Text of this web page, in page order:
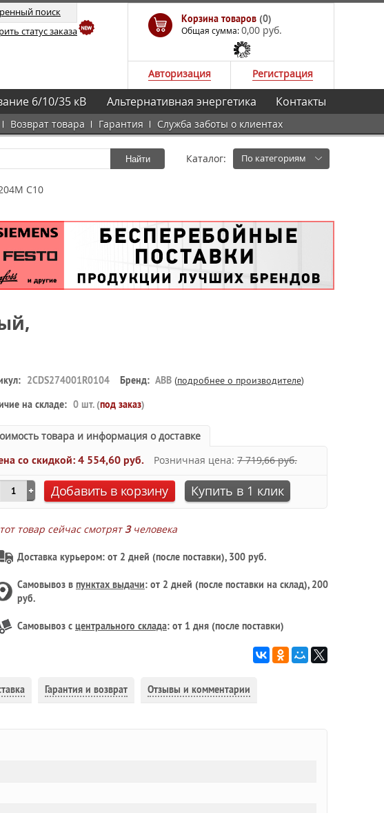
поиск
статус заказа
Корзина товаров (0)
Общая сумма:0,00 руб.
Авторизация Регистрация
Возврат товара Гарантия Служба заботы о клиентах
6/10/35 кВ Альтернативная энергетика Контакты
Найти Каталог: По категориям
C10
2CDS274001R0104 Бренд: ABB (подробнее о производителе)
на складе: 0 шт. (под заказ)
товара и информация о доставке
со скидкой:4 554,60 руб. Розничная цена: 7 719,66 руб.
Добавить в корзину Купить в 1 клик
товар сейчас смотрят3человека
Доставка курьером: от 2 дней (после поставки), 300 руб.
Самовывоз в пунктах выдачи: от 2 дней (после поставки на склад), 200
руб.
Самовывоз с центрального склада: от 1 дня (после поставки)
Гарантия и возврат Отзывы и комментарии